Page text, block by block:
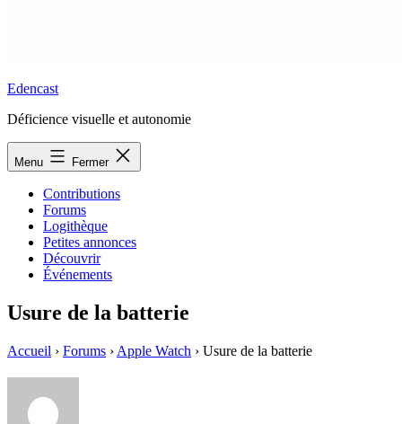
Edencast
Déficience visuelle et autonomie
Menu Fermer
Contributions
Forums
Logithèque
Petites annonces
Découvrir
Événements
Usure de la batterie
Accueil › Forums › Apple Watch › Usure de la batterie